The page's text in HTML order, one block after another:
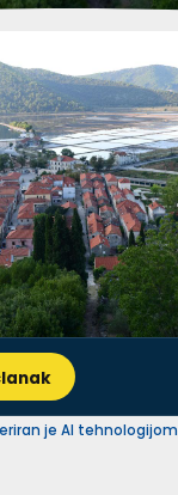
je AI tehnologijom